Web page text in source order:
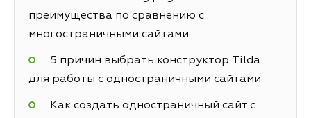
преимущества по сравнению с
многостраничными сайтами
5 причин выбрать конструктор Tilda
для работы с одностраничными сайтами
Как создать одностраничный сайт с